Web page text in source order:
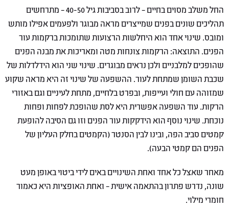
החל משלב מסוים בחיים – לרוב בסביבות גיל 40-50 – מתרחשים
תהליכים שונים בפנים שמייצרים מראה מבוגר ולפעמים אפילו מותש
ומובס. שינוי אחד הוא היחלשות הרצועות שתומכות ברקמות עור
הפנים. התוצאה: הרקמות צונחות מטה ומאריכות את מבנה הפנים
שהופכים למלבניים ולכן נראים מבוגרים. שינוי שני הוא הידלדלות של
שכבת השומן שמתחת לעור. ההשפעה של שינוי זה היא מראה שקוע
שמזוהה עם חולי ועייפות, ובפרט בלחיים, מתחת לעיניים וגם באזורי
הרקות. עוד השפעה אפשרית היא לסת שהופכת לפחות ופחות
נוכחת. שינוי נוסף הוא הידקקות עור הפנים וזו גם הסיבה להופעת
קמטים סביב הפה, ובינו לבין הסנטר (הקמטים בחלק העליון של
הפנים הם קמטי הבעה).
מאחר שאצל כל אחד ואחת השינויים באים לידי ביטוי באופן מעט
שונה, נדרש פתרון בהתאמה אישית – ואחת האופציות היא כאמור
חומרי מילוי.